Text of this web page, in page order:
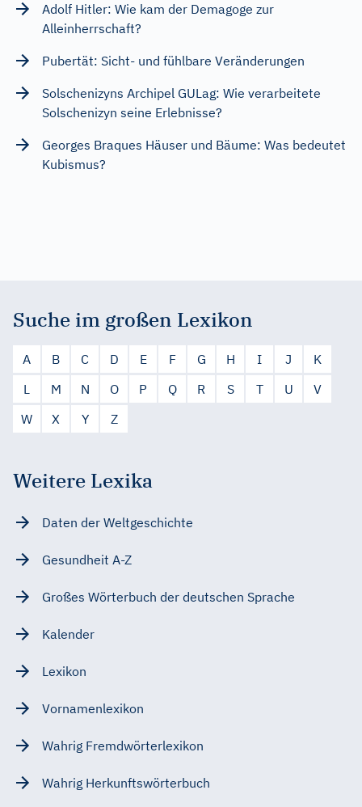
Adolf Hitler: Wie kam der Demagoge zur
Alleinherrschaft?
Pubertät: Sicht- und fühlbare Veränderungen
Solschenizyns Archipel GULag: Wie verarbeitete
Solschenizyn seine Erlebnisse?
Georges Braques Häuser und Bäume: Was bedeutet
Kubismus?
Suche im großen Lexikon
A B C D E F G H I J
K
L
M N O P Q R S T U
V
W
X Y Z
Weitere Lexika
Daten der Weltgeschichte
Gesundheit A-Z
Großes Wörterbuch der deutschen Sprache
Kalender
Lexikon
Vornamenlexikon
Wahrig Fremdwörterlexikon
Wahrig Herkunftswörterbuch